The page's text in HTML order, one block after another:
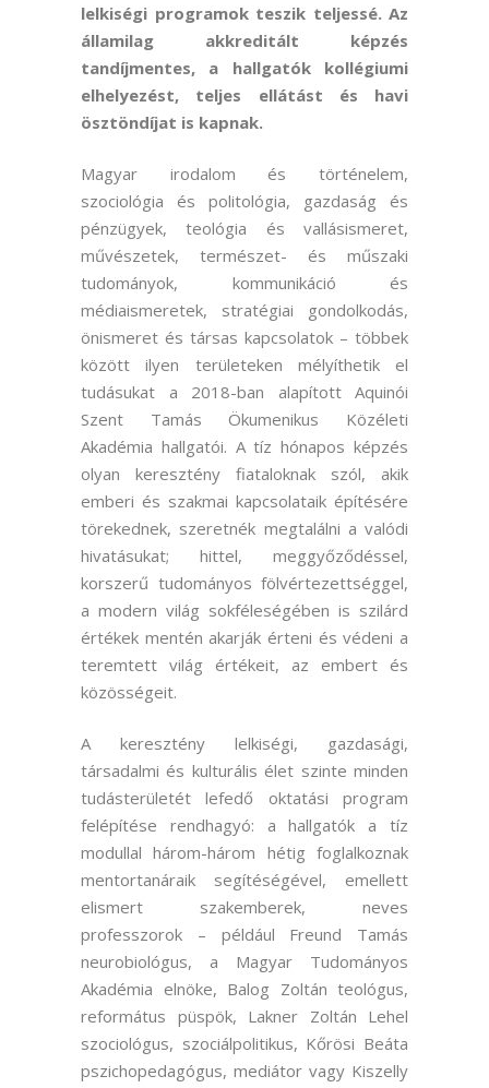
lelkiségi programok teszik teljessé. Az
államilag akkreditált képzés
tandíjmentes, a hallgatók kollégiumi
elhelyezést, teljes ellátást és havi
ösztöndíjat is kapnak.
Magyar irodalom és történelem,
szociológia és politológia, gazdaság és
pénzügyek, teológia és vallásismeret,
művészetek, természet- és műszaki
tudományok, kommunikáció és
médiaismeretek, stratégiai gondolkodás,
önismeret és társas kapcsolatok – többek
között ilyen területeken mélyíthetik el
tudásukat a 2018-ban alapított Aquinói
Szent Tamás Ökumenikus Közéleti
Akadémia hallgatói. A tíz hónapos képzés
olyan keresztény fiataloknak szól, akik
emberi és szakmai kapcsolataik építésére
törekednek, szeretnék megtalálni a valódi
hivatásukat; hittel, meggyőződéssel,
korszerű tudományos fölvértezettséggel,
a modern világ sokféleségében is szilárd
értékek mentén akarják érteni és védeni a
teremtett világ értékeit, az embert és
közösségeit.
A keresztény lelkiségi, gazdasági,
társadalmi és kulturális élet szinte minden
tudásterületét lefedő oktatási program
felépítése rendhagyó: a hallgatók a tíz
modullal három-három hétig foglalkoznak
mentortanáraik segítéségével, emellett
elismert szakemberek, neves
professzorok – például Freund Tamás
neurobiológus, a Magyar Tudományos
Akadémia elnöke, Balog Zoltán teológus,
református püspök, Lakner Zoltán Lehel
szociológus, szociálpolitikus, Kőrösi Beáta
pszichopedagógus, mediátor vagy Kiszelly